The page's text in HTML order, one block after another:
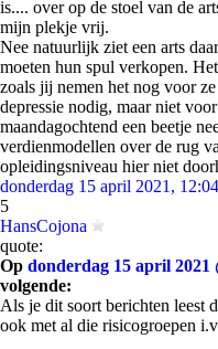
is.... over op de stoel van de
mijn plekje vrij.
Nee natuurlijk ziet een arts
moeten hun spul verkopen.
zoals jij nemen het nog voor
depressie nodig, maar niet
maandagochtend een beetje
verdienmodellen over de rug
opleidingsniveau hier niet
donderdag 15 april 2021,
5
HansCojona
quote:
Op donderdag 15 april 2021
volgende:
Als je dit soort berichten leest
ook met al die risicogroepen